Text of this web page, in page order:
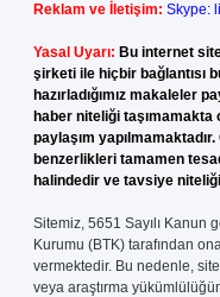
Reklam ve İletişim: Skype:
Yasal Uyarı: Bu internet
şirketi ile hiçbir bağlantısı
hazırladığımız makaleler
haber niteliği
paylaşım
benzerlikleri tamamen
halindedir ve tavsiye
Sitemiz, 5651 Sayılı Kanun
Kurumu (BTK) tarafından
vermektedir. Bu nedenle,
veya araştırma